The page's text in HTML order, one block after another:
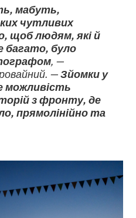
мабуть,
чутливих
щоб людям, які й
багато, було
, —
—Зйомки у
можливість
з фронту, де
прямолінійно та